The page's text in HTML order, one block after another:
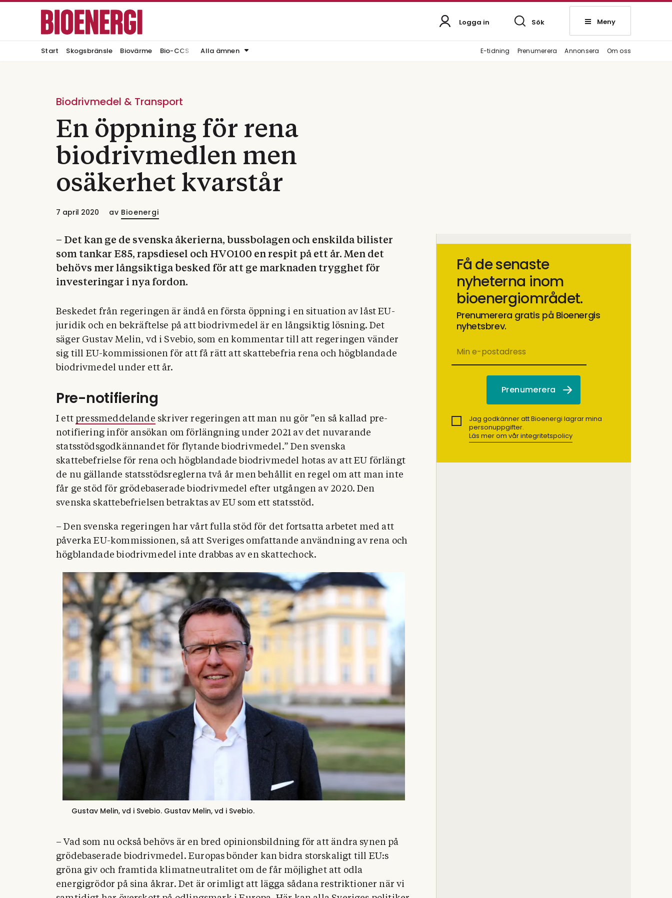
Logga in Sök Meny
Start Skogsbränsle Biovärme Bio-CCS Alla ämnen E-tidning Prenumerera Annonsera Om oss
Biodrivmedel & Transport
En öppning för rena
biodrivmedlen men
osäkerhet kvarstår
7 april 2020 av Bioenergi
– Det kan ge de svenska åkerierna, bussbolagen och enskilda bilister
som tankar E85, rapsdiesel och HVO100 en respit på ett år. Men det
behövs mer långsiktiga besked för att ge marknaden trygghet för
investeringar i nya fordon.
Beskedet från regeringen är ändå en första öppning i en situation av låst EU-
juridik och en bekräftelse på att biodrivmedel är en långsiktig lösning. Det
säger Gustav Melin, vd i Svebio, som en kommentar till att regeringen vänder
sig till EU-kommissionen för att få rätt att skattebefria rena och högblandade
biodrivmedel under ett år.
Pre-notifiering
I ett pressmeddelande skriver regeringen att man nu gör ”en så kallad pre-
notifiering inför ansökan om förlängning under 2021 av det nuvarande
statsstödsgodkännandet för flytande biodrivmedel.” Den svenska
skattebefrielse för rena och högblandade biodrivmedel hotas av att EU förlängt
de nu gällande statsstödsreglerna två år men behållit en regel om att man inte
får ge stöd för grödebaserade biodrivmedel efter utgången av 2020. Den
svenska skattebefrielsen betraktas av EU som ett statsstöd.
– Den svenska regeringen har vårt fulla stöd för det fortsatta arbetet med att
påverka EU-kommissionen, så att Sveriges omfattande användning av rena och
högblandade biodrivmedel inte drabbas av en skattechock.
Gustav Melin, vd i Svebio. Gustav Melin, vd i Svebio.
– Vad som nu också behövs är en bred opinionsbildning för att ändra synen på
grödebaserade biodrivmedel. Europas bönder kan bidra storskaligt till EU:s
gröna giv och framtida klimatneutralitet om de får möjlighet att odla
energigrödor på sina åkrar. Det är orimligt att lägga sådana restriktioner när vi
Få de senaste
nyheterna inom
bioenergiområdet.
Prenumerera gratis på Bioenergis
nyhetsbrev.
Jag godkänner att Bioenergi lagrar mina
personuppgifter.
Läs mer om vår integritetspolicy